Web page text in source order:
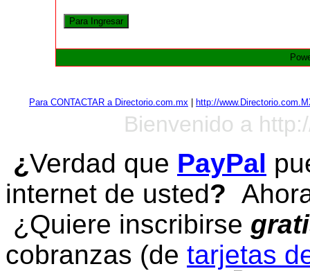
Para CONTACTAR a Directorio.com.mx http://
Bienvenido a
¿Verdad que PayPal
internet de usted?
¿Quiere inscribirse
cobranzas (de tarjetas